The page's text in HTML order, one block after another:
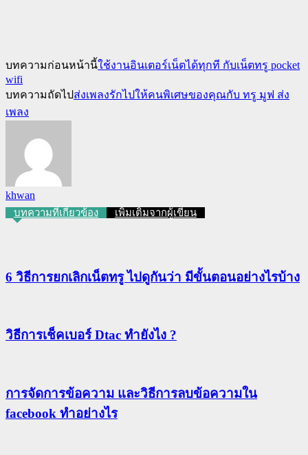
บทความก่อนหน้านี้ใช้งานอินเตอร์เน็ตได้ทุกที กับเน็ตทรู pocket
wifi
บทความถัดไปส่งเพลงรักไปให้คนพิเศษของคุณกับ ทรู มูฟ ส่ง
เพลง
khwan
บทความที่เกี่ยวข้อง เพิ่มเติมจากผู้เขียน
6 วิธีการยกเลิกเน็ตทรู ไปดูกันว่า มีขั้นตอนอย่างไรบ้าง
วิธีการเช็คเบอร์ Dtac ทำยังไง ?
การจัดการข้อความ และวิธีการลบข้อความใน
facebook ทำอย่างไร